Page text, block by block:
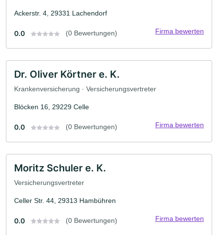
Ackerstr. 4, 29331 Lachendorf
0.0 (0 Bewertungen) Firma bewerten
Dr. Oliver Körtner e. K.
Krankenversicherung · Versicherungsvertreter
Blöcken 16, 29229 Celle
0.0 (0 Bewertungen) Firma bewerten
Moritz Schuler e. K.
Versicherungsvertreter
Celler Str. 44, 29313 Hambühren
0.0 (0 Bewertungen) Firma bewerten